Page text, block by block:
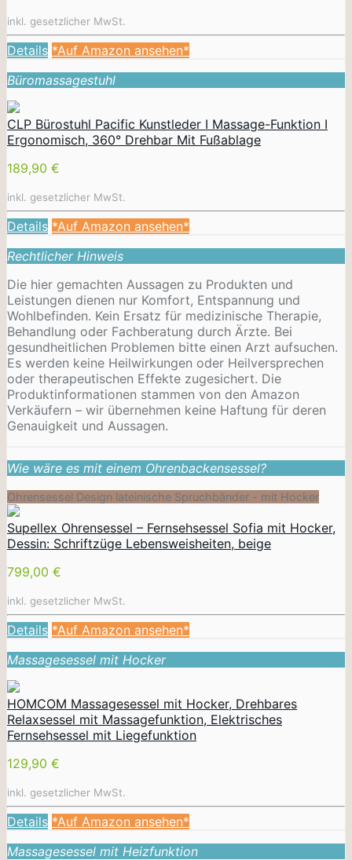
inkl. gesetzlicher MwSt.
Details *Auf Amazon ansehen*
Büromassagestuhl
CLP Bürostuhl Pacific Kunstleder I Massage-Funktion I
Ergonomisch, 360° Drehbar Mit Fußablage
189,90 €
inkl. gesetzlicher MwSt.
Details *Auf Amazon ansehen*
Rechtlicher Hinweis
Die hier gemachten Aussagen zu Produkten und
Leistungen dienen nur Komfort, Entspannung und
Wohlbefinden. Kein Ersatz für medizinische Therapie,
Behandlung oder Fachberatung durch Ärzte. Bei
gesundheitlichen Problemen bitte einen Arzt aufsuchen.
Es werden keine Heilwirkungen oder Heilversprechen
oder therapeutischen Effekte zugesichert. Die
Produktinformationen stammen von den Amazon
Verkäufern – wir übernehmen keine Haftung für deren
Genauigkeit und Aussagen.
Wie wäre es mit einem Ohrenbackensessel?
Ohrensessel Design lateinische Spruchbänder - mit Hocker
Supellex Ohrensessel – Fernsehsessel Sofia mit Hocker,
Dessin: Schriftzüge Lebensweisheiten, beige
799,00 €
inkl. gesetzlicher MwSt.
Details *Auf Amazon ansehen*
Massagesessel mit Hocker
HOMCOM Massagesessel mit Hocker, Drehbares
Relaxsessel mit Massagefunktion, Elektrisches
Fernsehsessel mit Liegefunktion
129,90 €
inkl. gesetzlicher MwSt.
Details *Auf Amazon ansehen*
Massagesessel mit Heizfunktion